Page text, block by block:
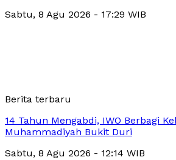
Sabtu, 8 Agu 2026 - 17:29 WIB
Berita terbaru
14 Tahun Mengabdi, IWO Berbagi
Muhammadiyah Bukit Duri
Sabtu, 8 Agu 2026 - 12:14 WIB